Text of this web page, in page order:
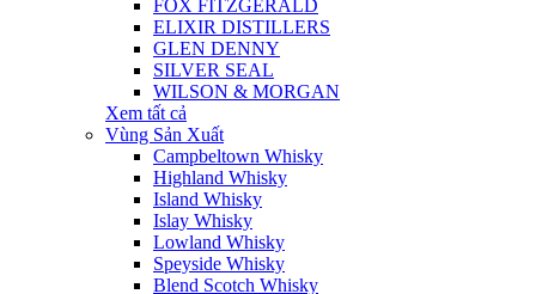
FOX FITZGERALD
ELIXIR DISTILLERS
GLEN DENNY
SILVER SEAL
WILSON & MORGAN
Xem tất cả
Vùng Sản Xuất
Campbeltown Whisky
Highland Whisky
Island Whisky
Islay Whisky
Lowland Whisky
Speyside Whisky
Blend Scotch Whisky